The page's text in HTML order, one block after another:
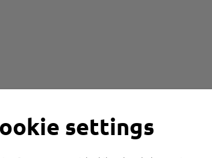
settings